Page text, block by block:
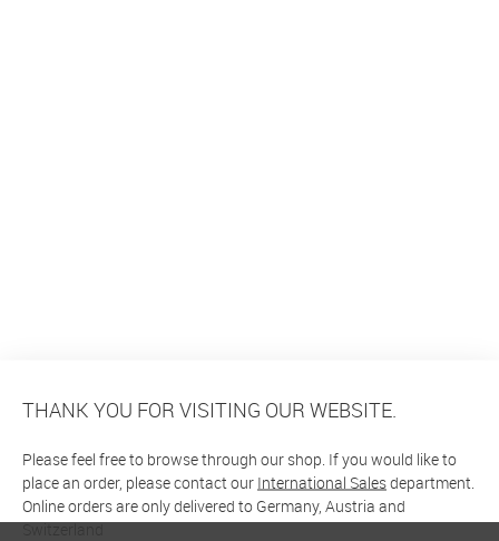
THANK YOU FOR VISITING OUR WEBSITE.
Please feel free to browse through our shop. If you would like to
place an order, please contact our International Salesdepartment.
Online orders are only delivered to Germany, Austria and
Switzerland